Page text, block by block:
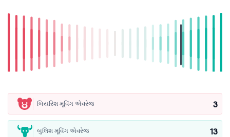
બિયરિશ મૂવિંગ એવરેજ 3
બુલિશ મૂવિંગ એવરેજ 13